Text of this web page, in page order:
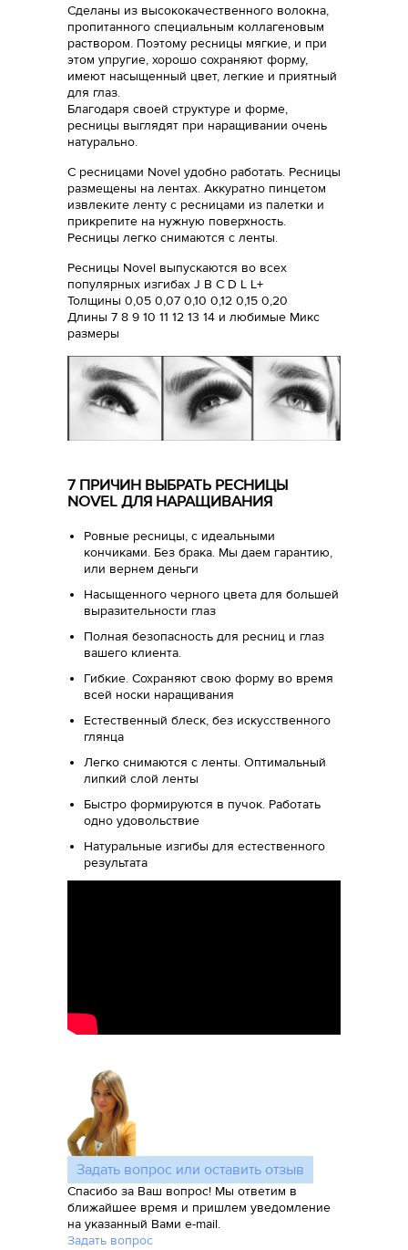
Сделаны из высококачественного волокна,
пропитанного специальным коллагеновым
раствором. Поэтому ресницы мягкие, и при
этом упругие, хорошо сохраняют форму,
имеют насыщенный цвет, легкие и приятный
для глаз.
Благодаря своей структуре и форме,
ресницы выглядят при наращивании очень
натурально.
С ресницами Novel удобно работать. Ресницы
размещены на лентах. Аккуратно пинцетом
извлеките ленту с ресницами из палетки и
прикрепите на нужную поверхность.
Ресницы легко снимаются с ленты.
Ресницы Novel выпускаются во всех
популярных изгибах J B C D L L+
Толщины 0,05 0,07 0,10 0,12 0,15 0,20
Длины 7 8 9 10 11 12 13 14 и любимые Микс
размеры
7 ПРИЧИН ВЫБРАТЬ РЕСНИЦЫ
NOVEL ДЛЯ НАРАЩИВАНИЯ
Ровные ресницы, с идеальными
кончиками. Без брака. Мы даем гарантию,
или вернем деньги
Насыщенного черного цвета для большей
выразительности глаз
Полная безопасность для ресниц и глаз
вашего клиента.
Гибкие. Сохраняют свою форму во время
всей носки наращивания
Естественный блеск, без искусственного
глянца
Легко снимаются с ленты. Оптимальный
липкий слой ленты
Быстро формируются в пучок. Работать
одно удовольствие
Натуральные изгибы для естественного
результата
Задать вопрос или оставить отзыв
Спасибо за Ваш вопрос! Мы ответим в
ближайшее время и пришлем уведомление
на указанный Вами e-mail.
Задать вопрос